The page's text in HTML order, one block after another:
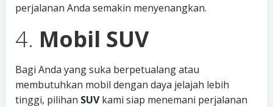
perjalanan Anda semakin menyenangkan.
4. Mobil SUV
Bagi Anda yang suka berpetualang atau
membutuhkan mobil dengan daya jelajah lebih
tinggi, pilihan SUVkami siap menemani perjalanan